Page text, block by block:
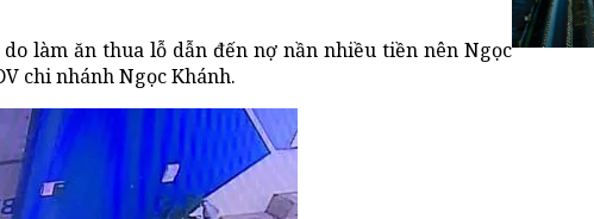
làm ăn thua lỗ dẫn đến nợ nần nhiều tiền nên Ngọc
chi nhánh Ngọc Khánh.